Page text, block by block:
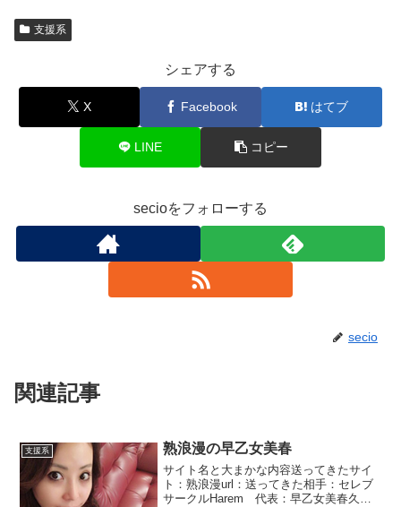
支援系
シェアする
X Facebook はてブ
LINE コピー
secioをフォローする
secio
関連記事
支援系 熟浪漫の早乙女美春
サイト名と大まかな内容送ってきたサイ
ト：熟浪漫url：送ってきた相手：セレブ
サークルHarem 代表：早乙女美春久々